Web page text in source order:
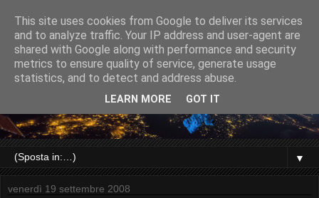
▼
venerdì 19 settembre 2008
This site uses cookies from Google to deliver its services
and to analyze traffic. Your IP address and user-agent are
shared with Google along with performance and security
metrics to ensure quality of service, generate usage
statistics, and to detect and address abuse.
LEARN MORE GOT IT